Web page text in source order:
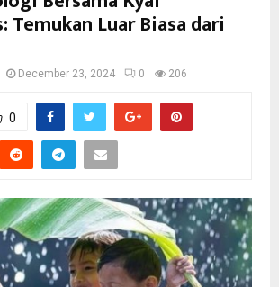
Temukan Luar Biasa dari
December 23, 2024 0 206
0